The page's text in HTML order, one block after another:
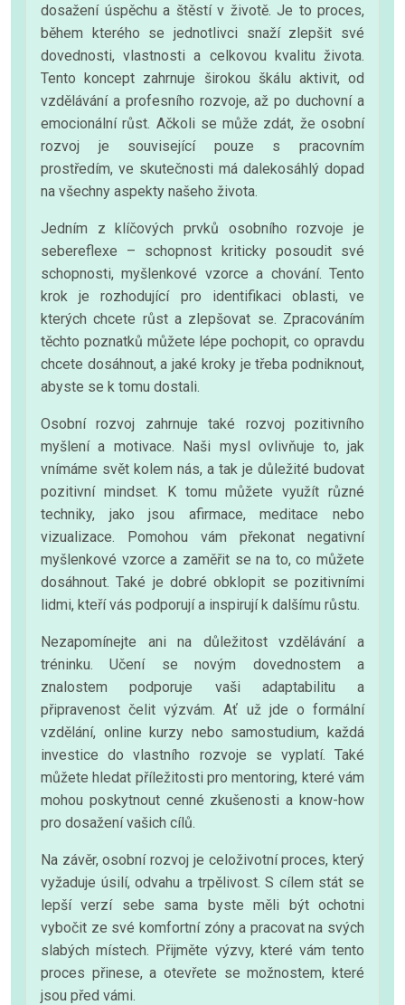
dosažení úspěchu a štěstí v životě. Je to proces,
během kterého se jednotlivci snaží zlepšit své
dovednosti, vlastnosti a celkovou kvalitu života.
Tento koncept zahrnuje širokou škálu aktivit, od
vzdělávání a profesního rozvoje, až po duchovní a
emocionální růst. Ačkoli se může zdát, že osobní
rozvoj je související pouze s pracovním
prostředím, ve skutečnosti má dalekosáhlý dopad
na všechny aspekty našeho života.
Jedním z klíčových prvků osobního rozvoje je
sebereflexe – schopnost kriticky posoudit své
schopnosti, myšlenkové vzorce a chování. Tento
krok je rozhodující pro identifikaci oblasti, ve
kterých chcete růst a zlepšovat se. Zpracováním
těchto poznatků můžete lépe pochopit, co opravdu
chcete dosáhnout, a jaké kroky je třeba podniknout,
abyste se k tomu dostali.
Osobní rozvoj zahrnuje také rozvoj pozitivního
myšlení a motivace. Naši mysl ovlivňuje to, jak
vnímáme svět kolem nás, a tak je důležité budovat
pozitivní mindset. K tomu můžete využít různé
techniky, jako jsou afirmace, meditace nebo
vizualizace. Pomohou vám překonat negativní
myšlenkové vzorce a zaměřit se na to, co můžete
dosáhnout. Také je dobré obklopit se pozitivními
lidmi, kteří vás podporují a inspirují k dalšímu růstu.
Nezapomínejte ani na důležitost vzdělávání a
tréninku. Učení se novým dovednostem a
znalostem podporuje vaši adaptabilitu a
připravenost čelit výzvám. Ať už jde o formální
vzdělání, online kurzy nebo samostudium, každá
investice do vlastního rozvoje se vyplatí. Také
můžete hledat příležitosti pro mentoring, které vám
mohou poskytnout cenné zkušenosti a know-how
pro dosažení vašich cílů.
Na závěr, osobní rozvoj je celoživotní proces, který
vyžaduje úsilí, odvahu a trpělivost. S cílem stát se
lepší verzí sebe sama byste měli být ochotni
vybočit ze své komfortní zóny a pracovat na svých
slabých místech. Přijměte výzvy, které vám tento
proces přinese, a otevřete se možnostem, které
jsou před vámi.